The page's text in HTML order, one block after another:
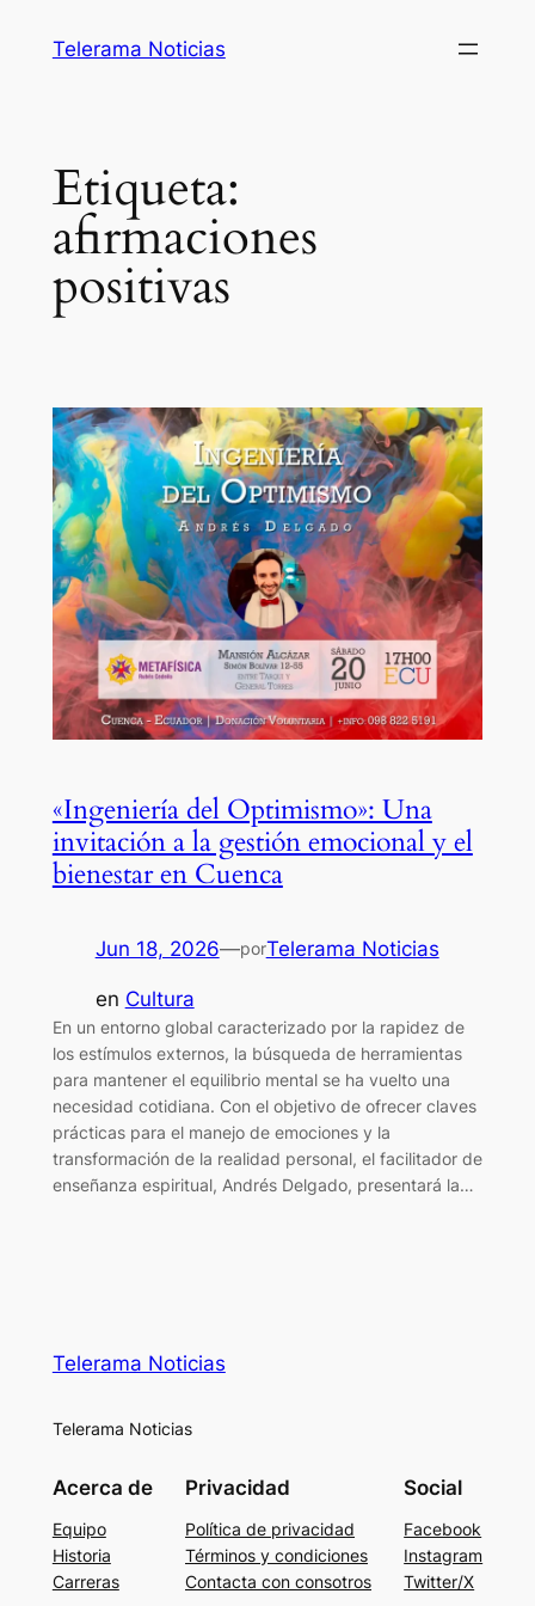
Telerama Noticias
Etiqueta:
afirmaciones
positivas
«Ingeniería del Optimismo»: Una
invitación a la gestión emocional y el
bienestar en Cuenca
Jun 18, 2026—porTelerama Noticias
en Cultura
En un entorno global caracterizado por la rapidez de
los estímulos externos, la búsqueda de herramientas
para mantener el equilibrio mental se ha vuelto una
necesidad cotidiana. Con el objetivo de ofrecer claves
prácticas para el manejo de emociones y la
transformación de la realidad personal, el facilitador de
enseñanza espiritual, Andrés Delgado, presentará la…
Telerama Noticias
Telerama Noticias
Acerca de
Equipo
Historia
Carreras
Privacidad
Política de privacidad
Términos y condiciones
Contacta con consotros
Social
Facebook
Instagram
Twitter/X